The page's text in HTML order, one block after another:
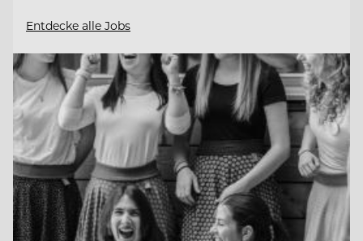
Entdecke alle Jobs